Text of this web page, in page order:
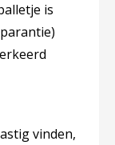
is
vinden,